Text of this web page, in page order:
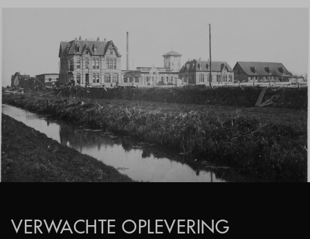
VERWACHTE OPLEVERING